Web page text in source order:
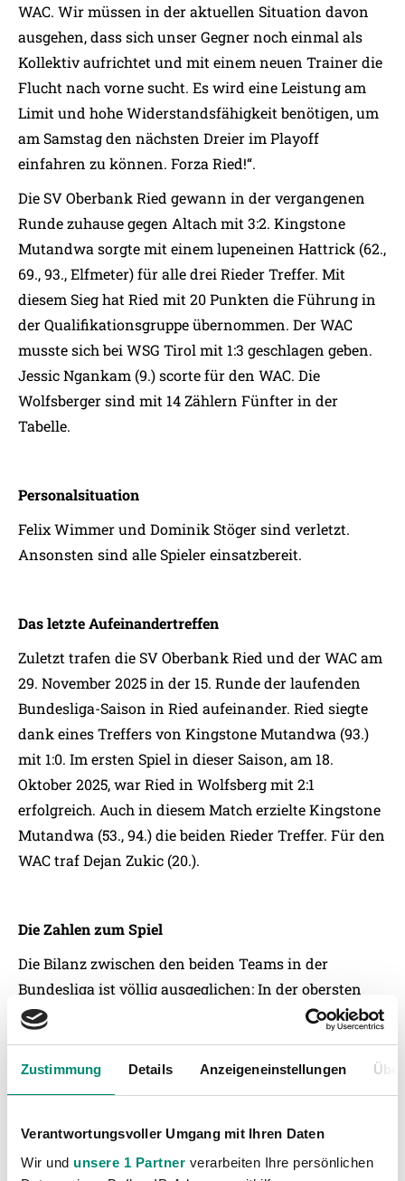
Zustimmung Details Anzeigeneinstellungen
Verantwortungsvoller Umgang mit Ihren Daten
Wir und unsere 1 Partner verarbeiten Ihre persönlichen
WAC. Wir müssen in der aktuellen Situation davon
ausgehen, dass sich unser Gegner noch einmal als
Kollektiv aufrichtet und mit einem neuen Trainer die
Flucht nach vorne sucht. Es wird eine Leistung am
Limit und hohe Widerstandsfähigkeit benötigen, um
am Samstag den nächsten Dreier im Playoff
einfahren zu können. Forza Ried!“.
Die SV Oberbank Ried gewann in der vergangenen
Runde zuhause gegen Altach mit 3:2. Kingstone
Mutandwa sorgte mit einem lupeneinen Hattrick (62.,
69., 93., Elfmeter) für alle drei Rieder Treffer. Mit
diesem Sieg hat Ried mit 20 Punkten die Führung in
der Qualifikationsgruppe übernommen. Der WAC
musste sich bei WSG Tirol mit 1:3 geschlagen geben.
Jessic Ngankam (9.) scorte für den WAC. Die
Wolfsberger sind mit 14 Zählern Fünfter in der
Tabelle.
Personalsituation
Felix Wimmer und Dominik Stöger sind verletzt.
Ansonsten sind alle Spieler einsatzbereit.
Das letzte Aufeinandertreffen
Zuletzt trafen die SV Oberbank Ried und der WAC am
29. November 2025 in der 15. Runde der laufenden
Bundesliga-Saison in Ried aufeinander. Ried siegte
dank eines Treffers von Kingstone Mutandwa (93.)
mit 1:0. Im ersten Spiel in dieser Saison, am 18.
Oktober 2025, war Ried in Wolfsberg mit 2:1
erfolgreich. Auch in diesem Match erzielte Kingstone
Mutandwa (53., 94.) die beiden Rieder Treffer. Für den
WAC traf Dejan Zukic (20.).
Die Zahlen zum Spiel
Die Bilanz zwischen den beiden Teams in der
Bundesliga ist völlig ausgeglichen: In der obersten
Liga spielten die SV Oberbank Ried und der WAC
Mal die Kärntner. Acht Spiele endeten Unentschieden
– bei einer Gesamttordifferenz von 36 zu 36.
Spieltagsfacts